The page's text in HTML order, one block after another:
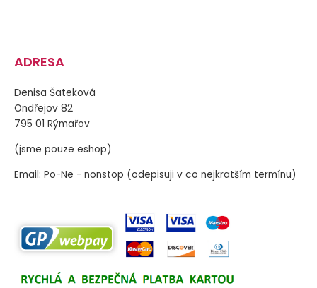
ADRESA
Denisa Šateková
Ondřejov 82
795 01 Rýmařov
(jsme pouze eshop)
Email: Po-Ne - nonstop (odepisuji v co nejkratším termínu)